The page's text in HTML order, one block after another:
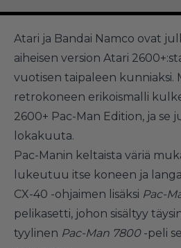
Atari ja Bandai Namco ovat
aiheisen version Atari
vuotisen taipaleen kunniaksi.
retrokoneen erikoismalli
2600+ Pac-Man Edition, ja se
lokakuuta.
Pac-Manin keltaista väriä
lukeutuu itse koneen ja
CX-40 -ohjaimen lisäksi Pac-
pelikasetti, johon sisältyy
tyylinen Pac-Man 7800 -peli